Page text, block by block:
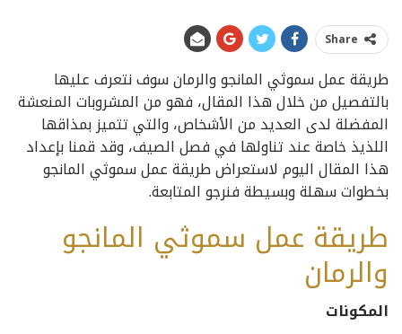
Share
طريقة عمل سموثي المانجو والرمان سوف نتعرف عليها
بالتفصيل من خلال هذا المقال، فهو من المشروبات المنعشة
المفضلة لدى العديد من الأشخاص، والتي تتميز بمذاقها
اللذيذ خاصة عند تناولها في فصل الصيف، وقد قمنا بإعداد
هذا المقال اليوم لاستعراض طريقة عمل سموثي المانجو
بخطوات سهلة وبسيطة فنرجو المتابعة.
طريقة عمل سموثي المانجو
والرمان
المكونات